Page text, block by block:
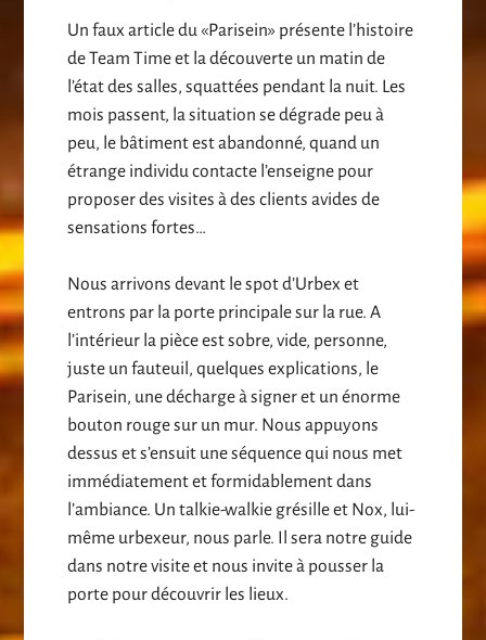
Un faux article du «Parisein» présente l’histoire
de Team Time et la découverte un matin de
l’état des salles, squattées pendant la nuit. Les
mois passent, la situation se dégrade peu à
peu, le bâtiment est abandonné, quand un
étrange individu contacte l’enseigne pour
proposer des visites à des clients avides de
sensations fortes…
Nous arrivons devant le spot d’Urbex et
entrons par la porte principale sur la rue. A
l’intérieur la pièce est sobre, vide, personne,
juste un fauteuil, quelques explications, le
Parisein, une décharge à signer et un énorme
bouton rouge sur un mur. Nous appuyons
dessus et s’ensuit une séquence qui nous met
immédiatement et formidablement dans
l’ambiance. Un talkie-walkie grésille et Nox, lui-
même urbexeur, nous parle. Il sera notre guide
dans notre visite et nous invite à pousser la
porte pour découvrir les lieux.